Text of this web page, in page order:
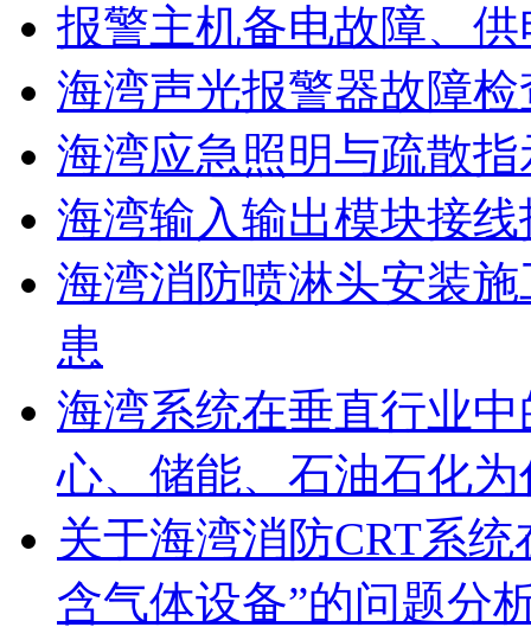
报警主机备电故障、
海湾声光报警器故障
海湾应急照明与疏散
海湾输入输出模块接
海湾消防喷淋头安装
患
海湾系统在垂直行业
心、储能、石油石化
关于海湾消防CRT系
含气体设备”的问题分